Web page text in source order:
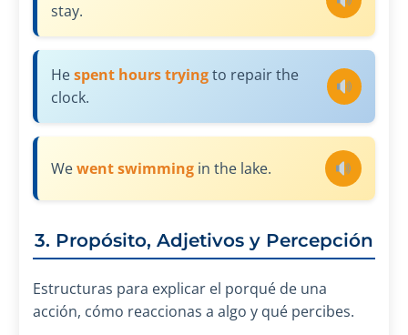
stay.
Hespent hours tryingto repair the
clock.
Wewent swimmingin the lake.
3. Propósito, Adjetivos y Percepción
Estructuras para explicar el porqué de una
acción, cómo reaccionas a algo y qué percibes.